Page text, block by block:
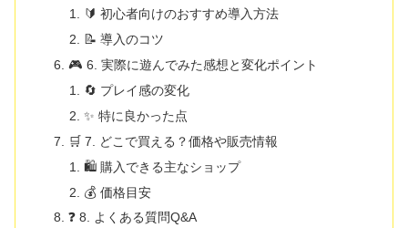
🔰 初心者向けのおすすめ導入方法
📝 導入のコツ
🎮 6. 実際に遊んでみた感想と変化ポイント
🔄 プレイ感の変化
✨ 特に良かった点
🛒 7. どこで買える？価格や販売情報
🛍 購入できる主なショップ
💰 価格目安
❓ 8. よくある質問Q&A